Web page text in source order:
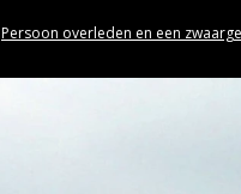
Persoon overleden en een